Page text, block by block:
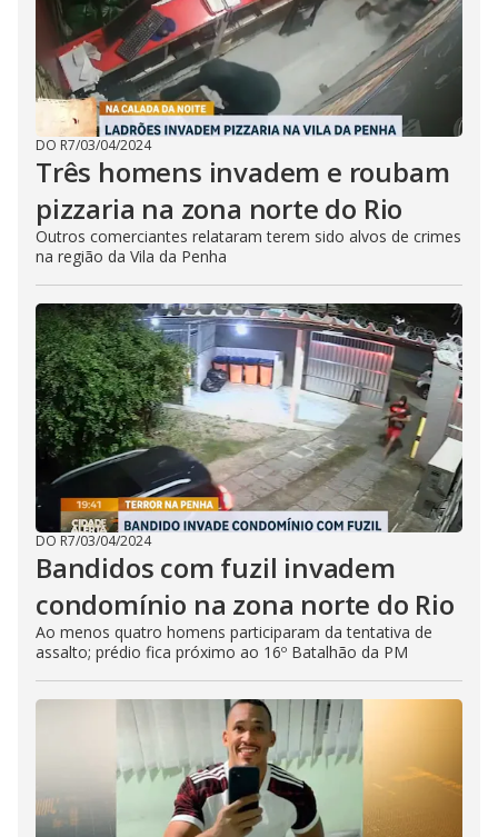
DO R7/03/04/2024
Três homens invadem e roubam
pizzaria na zona norte do Rio
Outros comerciantes relataram terem sido alvos de crimes
na região da Vila da Penha
DO R7/03/04/2024
Bandidos com fuzil invadem
condomínio na zona norte do Rio
Ao menos quatro homens participaram da tentativa de
assalto; prédio fica próximo ao 16º Batalhão da PM